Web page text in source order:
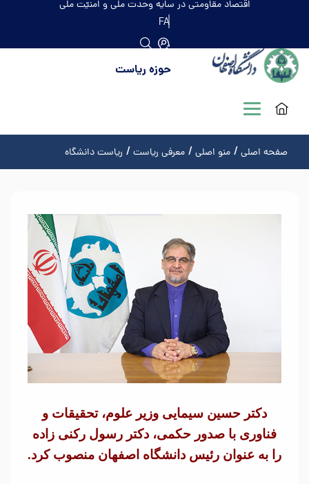
اقتصاد مقاومتی در سایه وحدت ملّی و امنیّت ملّی
FA
حوزه ریاست
صفحه اصلی منو اصلی معرفی ریاست ریاست دانشگاه
دکتر حسین سیمایی وزیر علوم، تحقیقات و
فناوری با صدور حکمی، دکتر رسول رکنی زاده
را به عنوان رئیس دانشگاه اصفهان منصوب کرد.